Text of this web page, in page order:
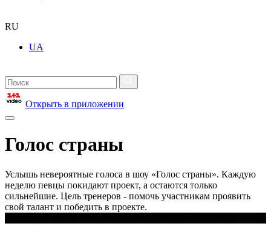
RU
UA
Открыть в приложении
Голос страны
Услышь невероятные голоса в шоу «Голос страны». Каждую
неделю певцы покидают проект, а остаются только
сильнейшие. Цель тренеров - помочь участникам проявить
свой талант и победить в проекте.